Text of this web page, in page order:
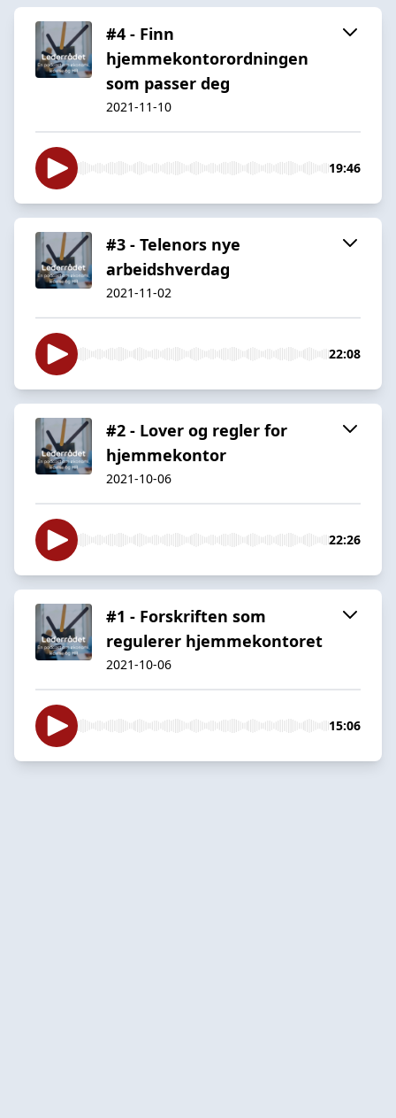
#4 - Finn
hjemmekontorordningen
som passer deg
2021-11-10
19:46
#3 - Telenors nye
arbeidshverdag
2021-11-02
22:08
#2 - Lover og regler for
hjemmekontor
2021-10-06
22:26
#1 - Forskriften som
regulerer hjemmekontoret
2021-10-06
15:06